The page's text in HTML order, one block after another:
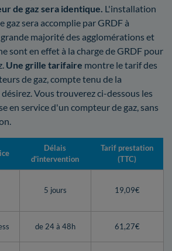
de gaz sera identique. L'installation
gaz sera accomplie par GRDF à
majorité des agglomérations et
sont en effet à la charge de GRDF pour
Une grille tarifaire montre le tarif des
de gaz, compte tenu de la
Vous trouverez ci-dessous les
en service d'un compteur de gaz, sans
Délais
d'intervention
Tarif prestation
(TTC)
5 jours 19,09€
de 24 à 48h 61,27€